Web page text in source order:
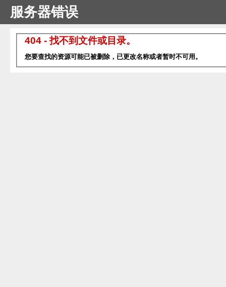
服务器错误
404 - 找不到文件或目录。
您要查找的资源可能已被删除，已更改名称或者暂时不可用。